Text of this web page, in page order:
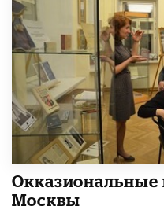
Москвы